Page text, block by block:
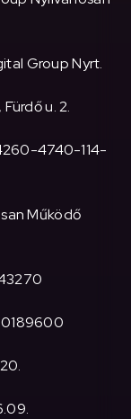
Group Nyrt.
u. 2.
4740-114-
Működő